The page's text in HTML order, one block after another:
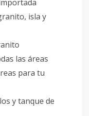
isla y
las áreas
para tu
y tanque de